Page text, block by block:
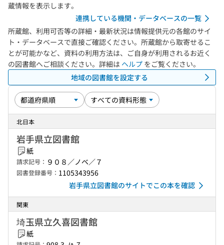
蔵情報を表示します。
連携している機関・データベースの一覧
所蔵館、利用可否等の詳細・最新状況は情報提供元の各館のサイ
ト・データベースで直接ご確認ください。所蔵館から取寄せるこ
とが可能かなど、資料の利用方法は、ご自身が利用されるお近く
の図書館へご相談ください。詳細は ヘルプ をご覧ください。
地域の図書館を設定する
北日本
岩手県立図書館
紙
請求記号： ９０８／ノベ／７
図書登録番号： 1105343956
岩手県立図書館のサイトでこの本を確認
関東
埼玉県立久喜図書館
紙